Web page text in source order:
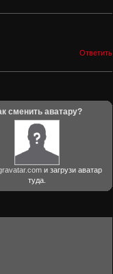
Ответить
сменить аватару?
и загрузи аватар
туда.